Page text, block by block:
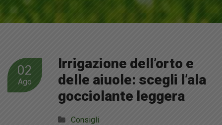
02
Ago
Irrigazione dell’orto e
delle aiuole: scegli l’ala
gocciolante leggera
Consigli